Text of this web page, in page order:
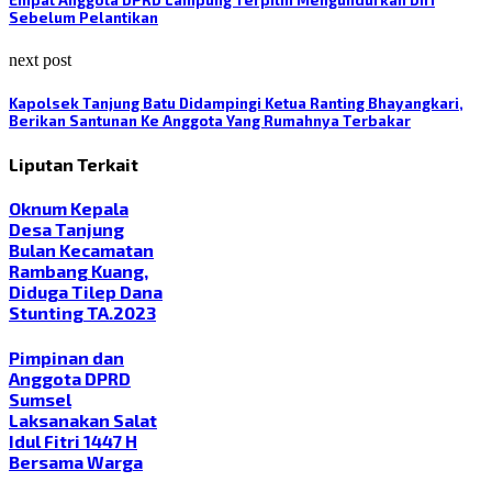
Sebelum Pelantikan
next post
Kapolsek Tanjung Batu Didampingi Ketua Ranting Bhayangkari,
Berikan Santunan Ke Anggota Yang Rumahnya Terbakar
Liputan Terkait
Oknum Kepala
Desa Tanjung
Bulan Kecamatan
Rambang Kuang,
Diduga Tilep Dana
Stunting TA.2023
Pimpinan dan
Anggota DPRD
Sumsel
Laksanakan Salat
Idul Fitri 1447 H
Bersama Warga